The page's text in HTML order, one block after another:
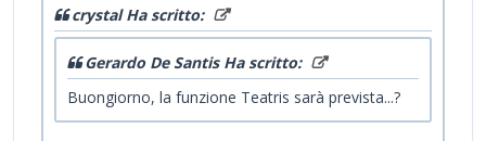
crystal Ha scritto:
Gerardo De Santis Ha scritto:
Buongiorno, la funzione Teatris sarà prevista...?